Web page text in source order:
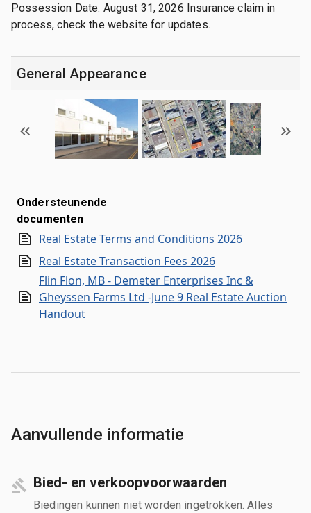
Possession Date: August 31, 2026 Insurance claim in
process, check the website for updates.
General Appearance
Ondersteunende
documenten
Real Estate Terms and Conditions 2026
Real Estate Transaction Fees 2026
Flin Flon, MB - Demeter Enterprises Inc &
Gheyssen Farms Ltd -June 9 Real Estate Auction
Handout
Aanvullende informatie
Bied- en verkoopvoorwaarden
Biedingen kunnen niet worden ingetrokken. Alles